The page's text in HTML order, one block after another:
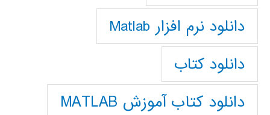
دانلود نرم افزار Matlab
دانلود کتاب
دانلود کتاب آموزش MATLAB